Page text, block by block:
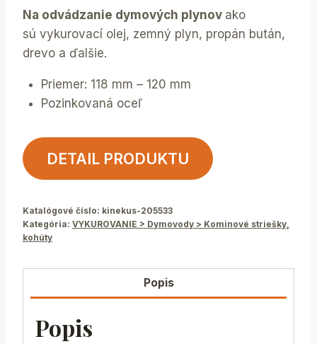
Na odvádzanie dymových plynov ako
sú vykurovací olej, zemný plyn, propán bután,
drevo a ďalšie.
Priemer: 118 mm – 120 mm
Pozinkovaná oceľ
DETAIL PRODUKTU
Katalógové číslo: kinekus-205533
Kategória: VYKUROVANIE > Dymovody > Kominové striešky,
kohúty
Popis
Popis